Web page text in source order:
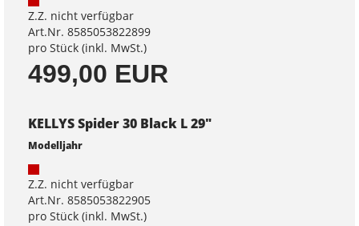
Z.Z. nicht verfügbar
Art.Nr. 8585053822899
pro Stück (inkl. MwSt.)
499,00 EUR
KELLYS Spider 30 Black L 29"
Modelljahr
Z.Z. nicht verfügbar
Art.Nr. 8585053822905
pro Stück (inkl. MwSt.)